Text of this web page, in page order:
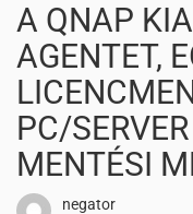
A QNAP
AGENTET,
PC/
MENTÉSI
negator